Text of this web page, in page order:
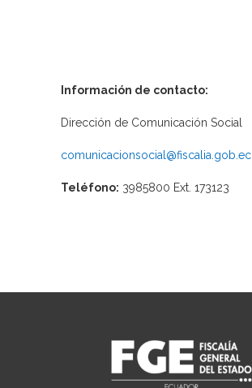
Información de contacto:
Dirección de Comunicación Social
comunicacionsocial@fiscalia.gob.ec
Teléfono: 3985800 Ext. 173123